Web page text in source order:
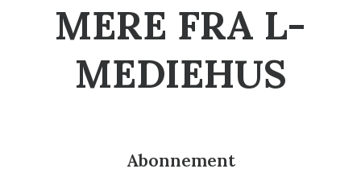
MERE FRA L-
MEDIEHUS
Abonnement